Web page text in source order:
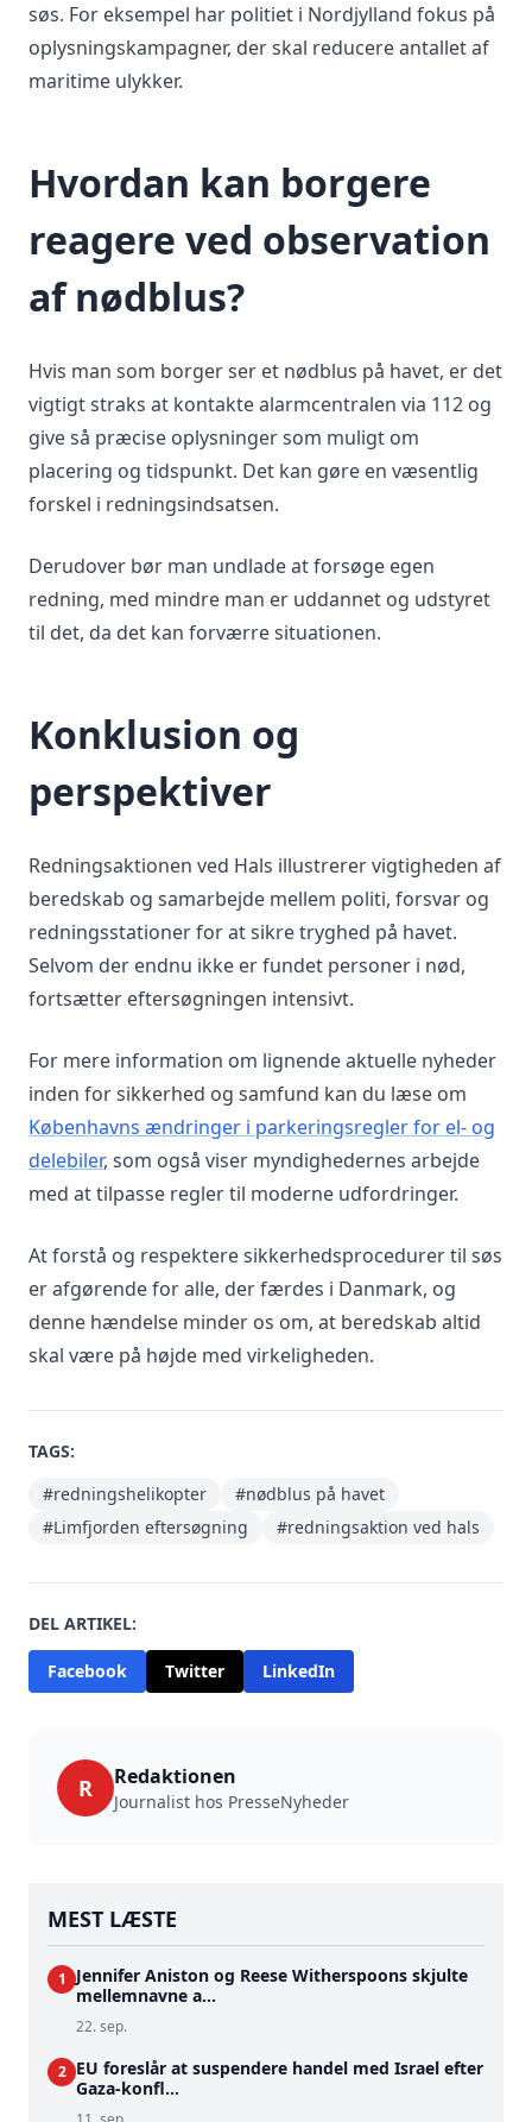
søs. For eksempel har politiet i Nordjylland fokus på
oplysningskampagner, der skal reducere antallet af
maritime ulykker.
Hvordan kan borgere
reagere ved observation
af nødblus?
Hvis man som borger ser et nødblus på havet, er det
vigtigt straks at kontakte alarmcentralen via 112 og
give så præcise oplysninger som muligt om
placering og tidspunkt. Det kan gøre en væsentlig
forskel i redningsindsatsen.
Derudover bør man undlade at forsøge egen
redning, med mindre man er uddannet og udstyret
til det, da det kan forværre situationen.
Konklusion og
perspektiver
Redningsaktionen ved Hals illustrerer vigtigheden af
beredskab og samarbejde mellem politi, forsvar og
redningsstationer for at sikre tryghed på havet.
Selvom der endnu ikke er fundet personer i nød,
fortsætter eftersøgningen intensivt.
For mere information om lignende aktuelle nyheder
inden for sikkerhed og samfund kan du læse om
Københavns ændringer i parkeringsregler for el- og
delebiler, som også viser myndighedernes arbejde
med at tilpasse regler til moderne udfordringer.
At forstå og respektere sikkerhedsprocedurer til søs
er afgørende for alle, der færdes i Danmark, og
denne hændelse minder os om, at beredskab altid
skal være på højde med virkeligheden.
TAGS:
#redningshelikopter
#nødblus på havet
#Limfjorden eftersøgning
#redningsaktion ved hals
DEL ARTIKEL:
Facebook Twitter LinkedIn
R Redaktionen
Journalist hos PresseNyheder
MEST LÆSTE
1
Jennifer Aniston og Reese Witherspoons skjulte
mellemnavne a...
22. sep.
2 EU foreslår at suspendere handel med Israel efter
Gaza-konfl...